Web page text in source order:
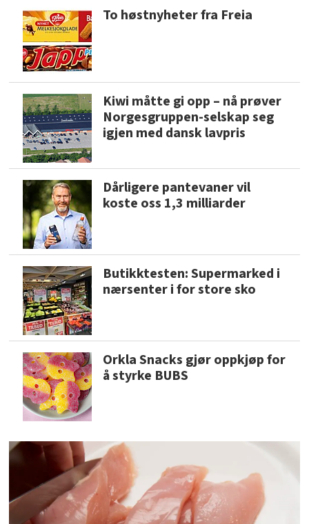
To høstnyheter fra Freia
Kiwi måtte gi opp – nå prøver
Norgesgruppen-selskap seg
igjen med dansk lavpris
Dårligere pantevaner vil
koste oss 1,3 milliarder
Butikktesten: Supermarked i
nærsenter i for store sko
Orkla Snacks gjør oppkjøp for
å styrke BUBS